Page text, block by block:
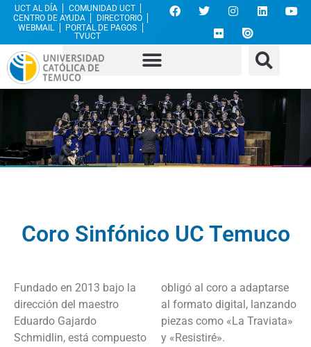
UCT AL DÍA
COMUNIDAD UCT
CENTRO DE AYUDA
DIRECTORIO
WEBMAIL
PORTAL DE PAGOS
TVUCT
Coro Sinfónico UC Temuco
Fundado en 2013 bajo la
dirección del maestro
Eduardo Gajardo
Schmidlin, está compuesto
obligó al coro a adaptarse
al formato digital, lanzando
piezas como «La Traviata»
y «Resistiré».